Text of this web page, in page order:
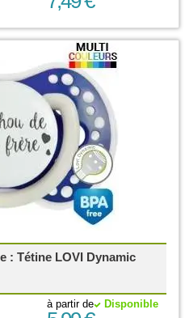
: Tétine LOVI Dynamic
Disponible
à partir de